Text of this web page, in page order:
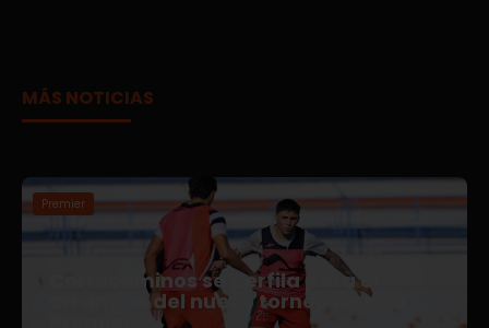
MÁS NOTICIAS
Premier
Correcaminos se perfila para el
arranque del nuevo torneo en Liga